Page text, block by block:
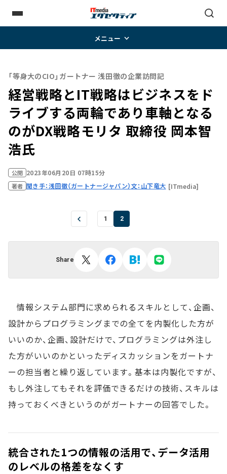
メニュー
「等身大のCIO」ガートナー 浅田徹の企業訪問記
経営戦略とIT戦略はビジネスをド
ライブする両輪であり車軸となる
のがDX戦略――モリタ 取締役 岡本智
浩氏
公開 2023年06月20日 07時15分
著者 聞き手：浅田徹（ガートナージャパン）文：山下竜大 [ITmedia]
1 2
Share
情報システム部門に求められるスキルとして、企画、
設計からプログラミングまでの全てを内製化した方が
いいのか、企画、設計だけで、プログラミングは外注し
た方がいいのかといったディスカッションをガートナ
ーの担当者と繰り返しています。基本は内製化ですが、
もし外注してもそれを評価できるだけの技術、スキルは
持っておくべきというのがガートナーの回答でした。
統合された1つの情報の活用で、データ活用
のレベルの格差をなくす